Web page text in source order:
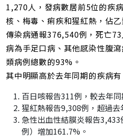
1,270人，發病數居前5位的疾
核、梅毒、痢疾和猩紅熱，佔
傳染病通報376,540例，死亡
病為手足口病、其他感染性腹
類病例總數的93%。
其中明顯高於去年同期的疾病有
百日咳報告311例，較去年
猩紅熱報告9,308例，超過
急性出血性結膜炎報告
例）增加161.7%。